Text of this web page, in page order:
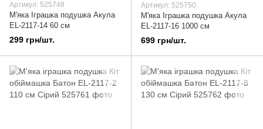
Артикул: 525748
М'яка Іграшка подушка Акула
EL-2117-14 60 см
299 грн/шт.
Артикул: 525750
М'яка Іграшка подушка Акула
EL-2117-16 1000 см
699 грн/шт.